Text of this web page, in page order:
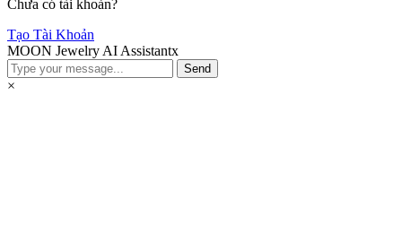
Chưa có tài khoản?
Tạo Tài Khoản
MOON Jewelry AI Assistantx
Send
×